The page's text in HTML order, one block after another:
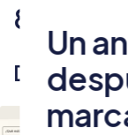
8. Par Par
Diseño de
Un